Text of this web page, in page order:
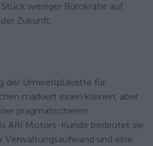
weniger Bürokratie auf
Zukunft.
der Umweltplakette für
markiert einen kleinen, aber
pragmatischeren
ARI Motors-Kunde bedeutet sie
Verwaltungsaufwand und eine